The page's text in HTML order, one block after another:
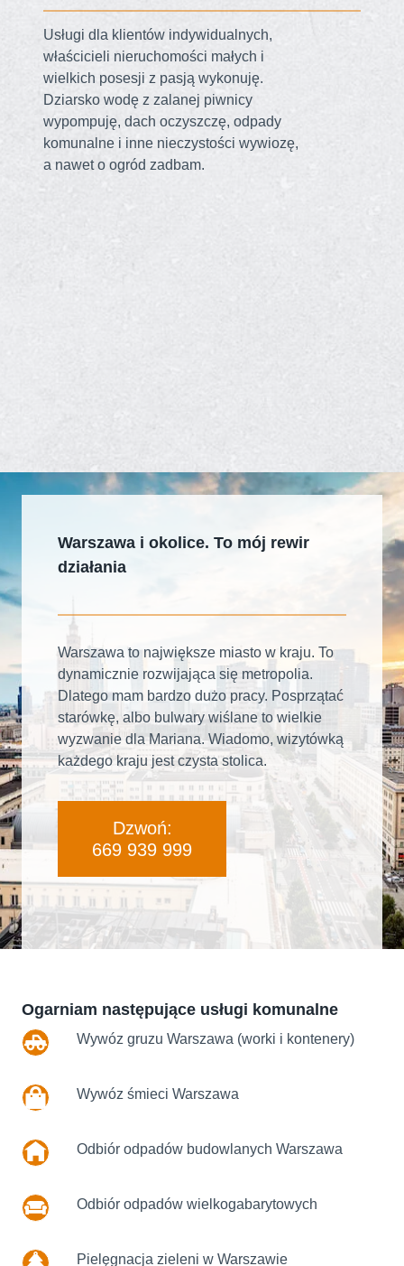
Usługi dla klientów indywidualnych,
właścicieli nieruchomości małych i
wielkich posesji z pasją wykonuję.
Dziarsko wodę z zalanej piwnicy
wypompuję, dach oczyszczę, odpady
komunalne i inne nieczystości wywiozę,
a nawet o ogród zadbam.
Warszawa i okolice. To mój rewir
działania
Warszawa to największe miasto w kraju. To
dynamicznie rozwijająca się metropolia.
Dlatego mam bardzo dużo pracy. Posprzątać
starówkę, albo bulwary wiślane to wielkie
wyzwanie dla Mariana. Wiadomo, wizytówką
każdego kraju jest czysta stolica.
Dzwoń:
669 939 999
Ogarniam następujące usługi komunalne
Wywóz gruzu Warszawa (worki i kontenery)
Wywóz śmieci Warszawa
Odbiór odpadów budowlanych Warszawa
Odbiór odpadów wielkogabarytowych
Pielęgnacja zieleni w Warszawie